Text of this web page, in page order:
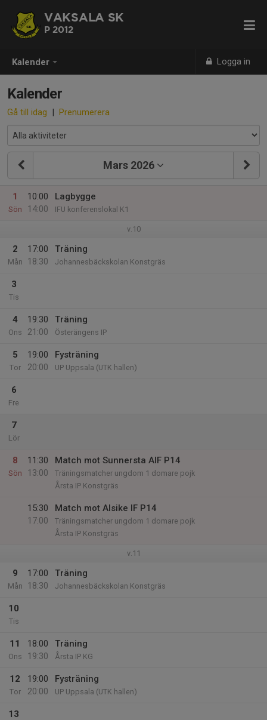
Kalender Logga in
VAKSALA SK
P 2012
Kalender
Gå till idag | Prenumerera
Mars 2026
1
Sön
10:00
14:00
Lagbygge
IFU konferenslokal K1
v.10
2
Mån
17:00
18:30
Träning
Johannesbäckskolan Konstgräs
3
Tis
4
Ons
19:30
21:00
Träning
Österängens IP
5
Tor
19:00
20:00
Fysträning
UP Uppsala (UTK hallen)
6
Fre
7
Lör
8
Sön
11:30
13:00
Match mot Sunnersta AIF P14
Träningsmatcher ungdom 1 domare pojk
Årsta IP Konstgräs
15:30
17:00
Match mot Alsike IF P14
Träningsmatcher ungdom 1 domare pojk
Årsta IP Konstgräs
v.11
9
Mån
17:00
18:30
Träning
Johannesbäckskolan Konstgräs
10
Tis
11
Ons
18:00
19:30
Träning
Årsta IP KG
12
Tor
19:00
20:00
Fysträning
UP Uppsala (UTK hallen)
13